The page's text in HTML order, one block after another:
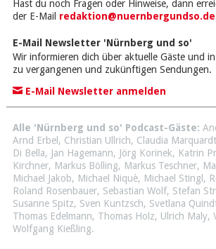
Hast du noch Fragen oder Hinweise, dann
der E-Mail redaktion@nuernbergundso.de
E-Mail Newsletter 'Nürnberg und so'
Wir informieren dich über aktuelle Gäste und
zu vergangenen und zukünftigen Sendungen.
E-Mail Newsletter anmelden
Alle 'Nürnberg und so' Podcast-Gäste:
Arnd Erbel , Christian Ullrich, Claudia Marquardt
Di Bella, Jan Hagemann, Jörg Korinek, Katrin
Kirchner, Markus Bölling, Markus Teschner,
Michael Jakob, Michael Niquè, Michael Stingl ,
Roland Rosenbauer, Sebastian Wolf, Stefan
Susanne Spitz, Sven Kuntzsch, Svetlana
Thomas Edelmann, Thomas Holz, Ulrich Maly,
Wolfgang Kießling.